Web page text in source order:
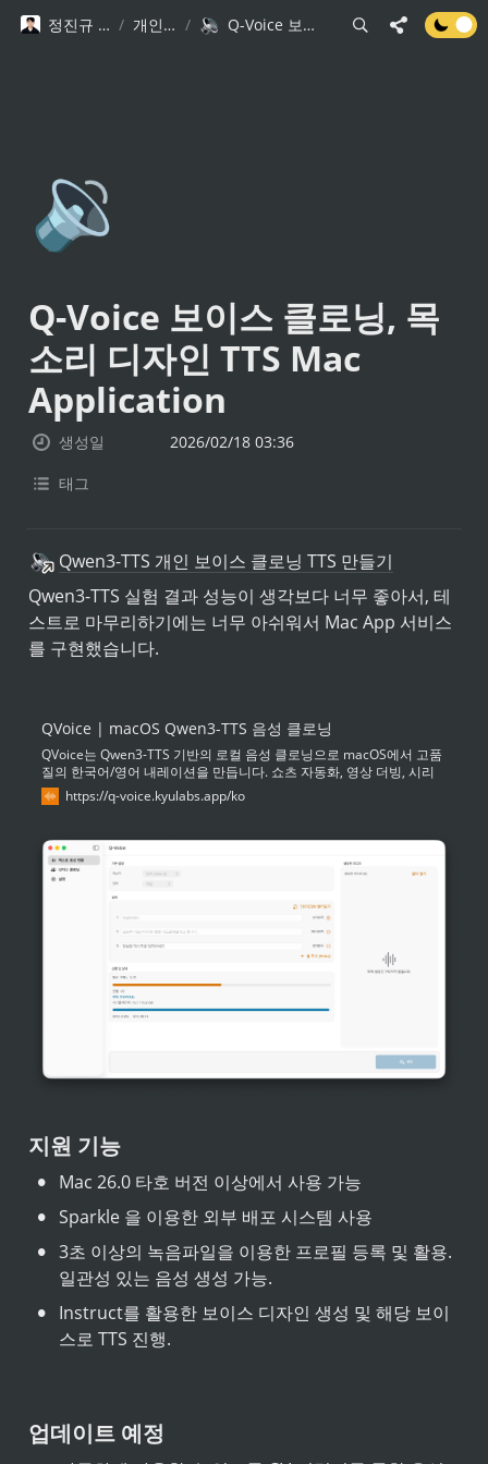
정진규 Software Engineer / 개인 프로젝트 / Q-Voice 보이스 클로닝, 목소리 디자인 TTS Mac Application
🔉
Q-Voice 보이스 클로닝, 목
소리 디자인 TTS Mac
Application
생성일
2026/02/18 03:36
태그
Qwen3-TTS 개인 보이스 클로닝 TTS 만들기
Qwen3-TTS 실험 결과 성능이 생각보다 너무 좋아서, 테
스트로 마무리하기에는 너무 아쉬워서 Mac App 서비스
를 구현했습니다.
QVoice | macOS Qwen3-TTS 음성 클로닝
QVoice는 Qwen3-TTS 기반의 로컬 음성 클로닝으로 macOS에서 고품
질의 한국어/영어 내레이션을 만듭니다. 쇼츠 자동화, 영상 더빙, 시리
즈 스크립트에 최적화된 워크플로를 지원합니다.
https://q-voice.kyulabs.app/ko
지원 기능
• Mac 26.0 타호 버전 이상에서 사용 가능
• Sparkle 을 이용한 외부 배포 시스템 사용
• 3초 이상의 녹음파일을 이용한 프로필 등록 및 활용.
일관성 있는 음성 생성 가능.
• Instruct를 활용한 보이스 디자인 생성 및 해당 보이
스로 TTS 진행.
업데이트 예정